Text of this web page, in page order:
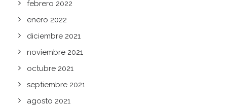
febrero 2022
enero 2022
diciembre 2021
noviembre 2021
octubre 2021
septiembre 2021
agosto 2021